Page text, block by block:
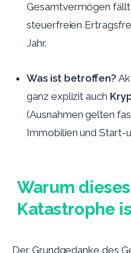
Gesamtvermögen
steuerfreien
Jahr.
Was ist betroffen?
ganz explizit auch
(Ausnahmen gelten
Immobilien und Start-
Warum
Katastrophe
Der Grundgedanke des